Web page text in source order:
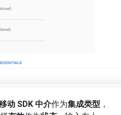
动 SDK 中介作为集成类型 ，